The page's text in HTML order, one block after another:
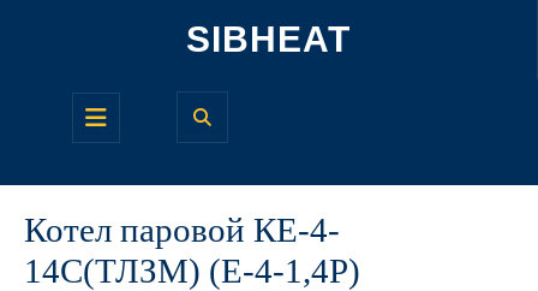
SIBHEAT
Кнопка
Котел паровой КЕ-4-
14С(ТЛЗМ) (Е-4-1,4Р)